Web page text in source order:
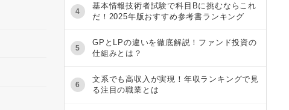
4
基本情報技術者試験で科目Bに挑むならこれ
だ！2025年版おすすめ参考書ランキング
5
GPとLPの違いを徹底解説！ファンド投資の
仕組みとは？
6
文系でも高収入が実現！年収ランキングで見
る注目の職業とは